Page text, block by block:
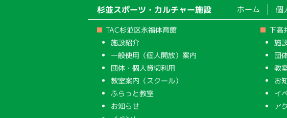
杉並スポーツ・カルチャー施設 ホーム 個
TAC杉並区永福体育館
施設紹介
一般使用（個人開放）案内
団体・個人貸切利用
教室案内（スクール）
ふらっと教室
お知らせ
下高
施
団
教
お
イ
ア